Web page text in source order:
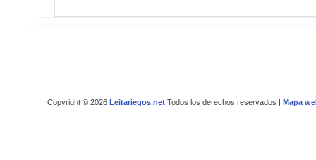
Copyright © 2026 Leitariegos.netTodos los derechos reservados | Mapa